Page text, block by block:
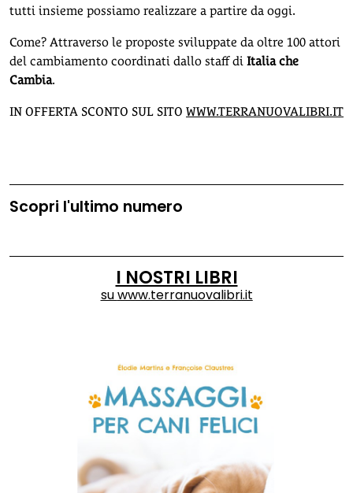
tutti insieme possiamo realizzare a partire da oggi.
Come? Attraverso le proposte sviluppate da oltre 100 attori
del cambiamento coordinati dallo staff di Italia che
Cambia.
IN OFFERTA SCONTO SUL SITO WWW.TERRANUOVALIBRI.IT
Scopri l'ultimo numero
I NOSTRI LIBRI
suwww.terranuovalibri.it